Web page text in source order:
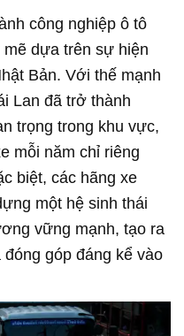
công nghiệp ô tô
dựa trên sự hiện
Bản. Với thế mạnh
Lan đã trở thành
trọng trong khu vực,
mỗi năm chỉ riêng
biệt, các hãng xe
một hệ sinh thái
vững mạnh, tạo ra
góp đáng kể vào